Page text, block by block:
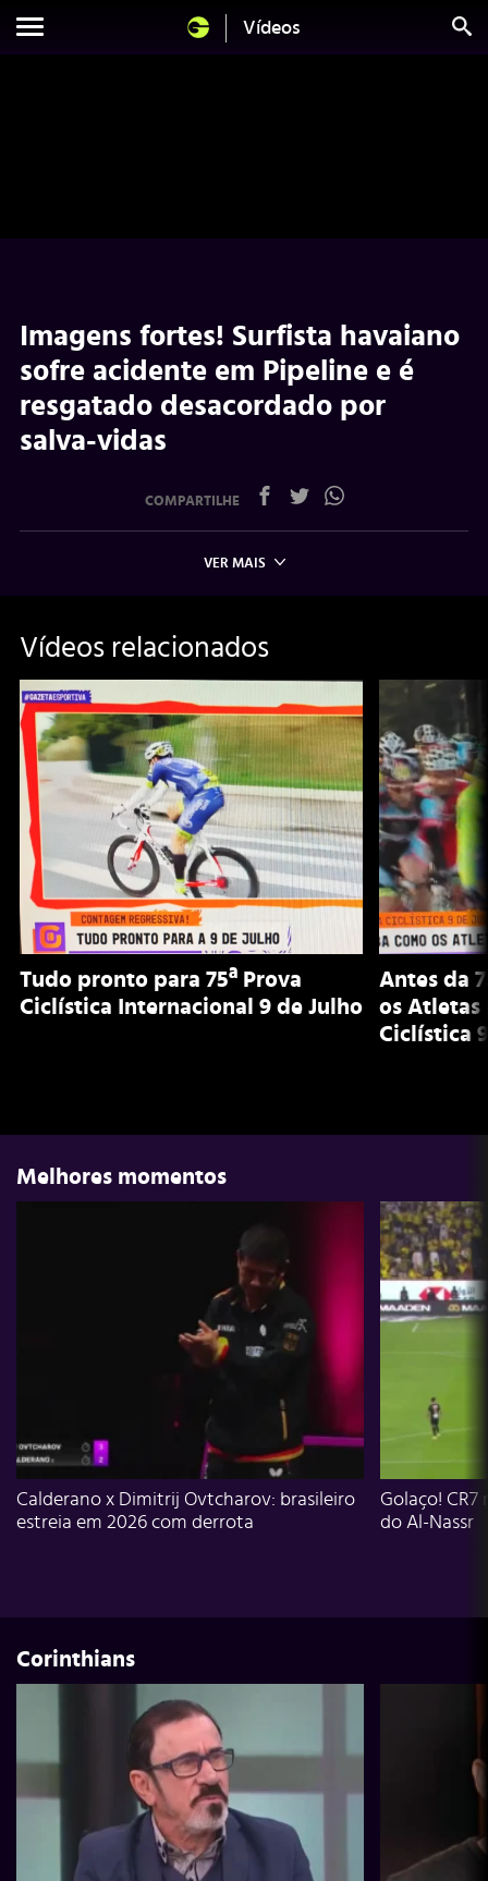
Vídeos
Imagens fortes! Surfista havaiano
sofre acidente em Pipeline e é
resgatado desacordado por
salva-vidas
COMPARTILHE
VER MAIS
Vídeos relacionados
Tudo pronto para 75ª Prova
Ciclística Internacional 9 de Julho
Antes da
os Atletas
Ciclística
Melhores momentos
Calderano x Dimitrij Ovtcharov: brasileiro
estreia em 2026 com derrota
Golaço!
do Al-Nassr
Corinthians